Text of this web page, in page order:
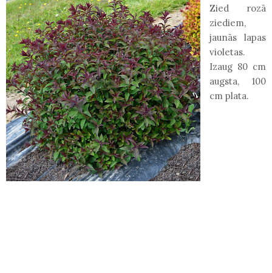
Zied rozā
ziediem,
jaunās lapas
violetas.
Izaug 80 cm
augsta, 100
cm plata.